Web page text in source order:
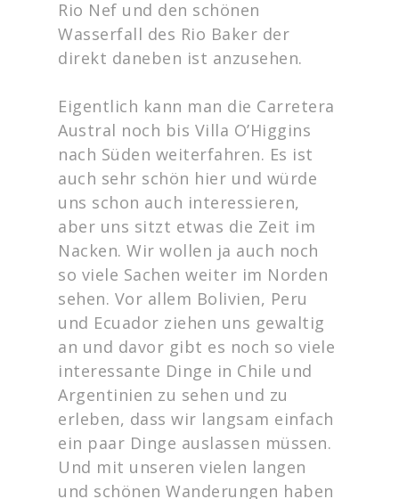
Rio Nef und den schönen
Wasserfall des Rio Baker der
direkt daneben ist anzusehen.
Eigentlich kann man die Carretera
Austral noch bis Villa O’Higgins
nach Süden weiterfahren. Es ist
auch sehr schön hier und würde
uns schon auch interessieren,
aber uns sitzt etwas die Zeit im
Nacken. Wir wollen ja auch noch
so viele Sachen weiter im Norden
sehen. Vor allem Bolivien, Peru
und Ecuador ziehen uns gewaltig
an und davor gibt es noch so viele
interessante Dinge in Chile und
Argentinien zu sehen und zu
erleben, dass wir langsam einfach
ein paar Dinge auslassen müssen.
Und mit unseren vielen langen
und schönen Wanderungen haben